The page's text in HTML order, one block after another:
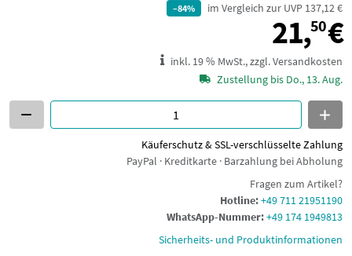
–84% im Vergleich zur UVP 137,12 €
21,50€
inkl. 19 % MwSt., zzgl. Versandkosten
Zustellung bis Do., 13. Aug.
Käuferschutz & SSL-verschlüsselte Zahlung
PayPal · Kreditkarte · Barzahlung bei Abholung
Fragen zum Artikel?
Hotline:+49 711 21951190
WhatsApp-Nummer:+49 174 1949813
Sicherheits- und Produktinformationen